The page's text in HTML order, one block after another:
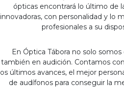
ópticas encontrará lo último de
innovadoras, con personalidad y lo
profesionales a su
En Óptica Tábora no solo
también en audición. Contamos
los últimos avances, el mejor
de audífonos para conseguir la